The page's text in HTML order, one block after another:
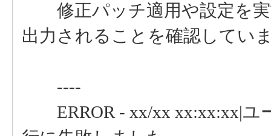
修正パッチ適用や設定を実
出力されることを確認してい
----
ERROR - xx/xx xx:xx:xx|ユ